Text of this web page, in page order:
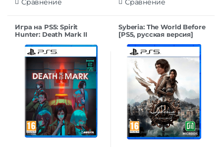
Сравнение Сравнение
Игра на PS5: Spirit
Hunter: Death Mark II
Syberia: The World Before
[PS5, русская версия]